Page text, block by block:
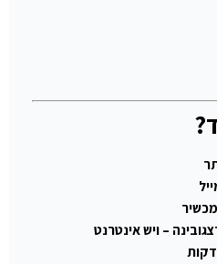
– ויש אינטרנט